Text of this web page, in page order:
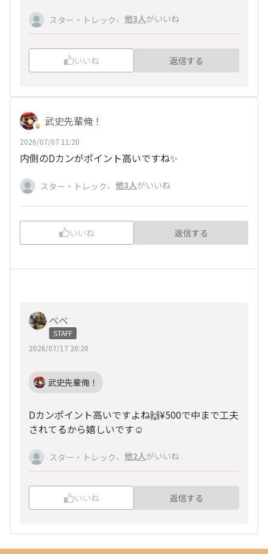
スター・トレック、 他3人がいいね
いいね 返信する
武史先輩俺！
2026/07/07 11:20
内側のDカンがポイント高いですね✨
スター・トレック、 他3人がいいね
いいね 返信する
べべ
STAFF
2026/07/17 20:20
武史先輩俺！
Dカンポイント高いですよね🙌¥500で中まで工夫
されてるから嬉しいです☺️
スター・トレック、 他2人がいいね
いいね 返信する